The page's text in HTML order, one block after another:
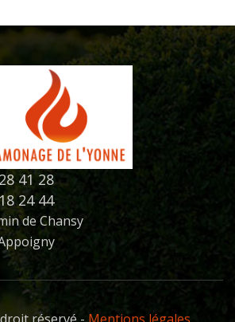
41 28
24 44
de Chansy